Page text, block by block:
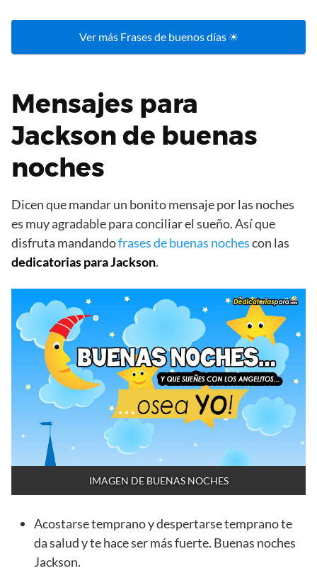
Ver más Frases de buenos días ☀
Mensajes para
Jackson de buenas
noches
Dicen que mandar un bonito mensaje por las noches
es muy agradable para conciliar el sueño. Así que
disfruta mandandofrases de buenas nochescon las
dedicatorias para Jackson.
IMAGEN DE BUENAS NOCHES
Acostarse temprano y despertarse temprano te
da salud y te hace ser más fuerte. Buenas noches
Jackson.